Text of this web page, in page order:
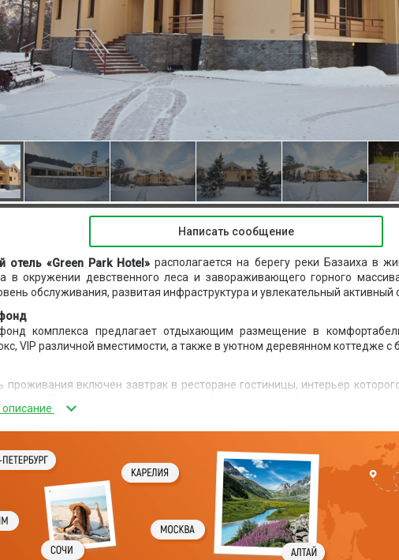
Написать сообщение
отель «Green Park Hotel» располагается на берегу реки Базаиха в
в окружении девственного леса и завораживающего горного
обслуживания, развитая инфраструктура и увлекательный активный
комплекса предлагает отдыхающим размещение в
VIP различной вместимости, а также в уютном деревянном коттедже с
проживания включен завтрак в ресторане гостиницы, интерьер
окна, разнообразное меню - все это позволит
мероприятие на самом высоком уровне.
парковка, Wi-Fi, сауна, бассейн, СПА, массажный кабинет, зона
корт, пункт проката спортинвентаря, бильярд, банкетный зал,
услуги
свадеб, корпоративных вечеринок, дней рождений, детских праздников